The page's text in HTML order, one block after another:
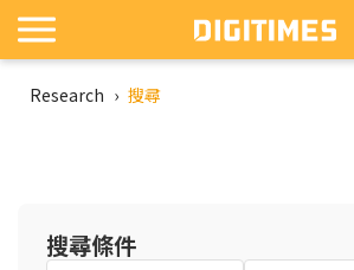
Research › 搜尋
搜尋條件